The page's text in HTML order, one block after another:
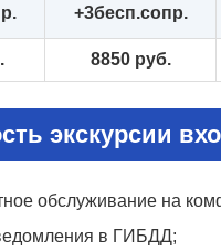
+3бесп.сопр.
8850 руб.
экскурсии
обслуживание на
в ГИБДД;